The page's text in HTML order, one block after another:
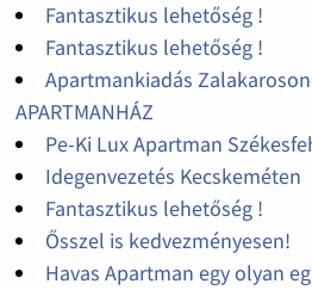
Fantasztikus lehetőség !
Fantasztikus lehetőség !
Apartmankiadás
APARTMANHÁZ
Pe-Ki Lux Apartman
Idegenvezetés Kecskeméten
Fantasztikus lehetőség !
Ősszel is kedvezményesen!
Havas Apartman egy olyan